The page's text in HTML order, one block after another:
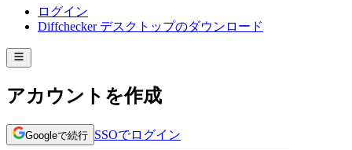
ログイン
Diffchecker デスクトップのダウンロード
アカウントを作成
Googleで続行 SSOでログイン